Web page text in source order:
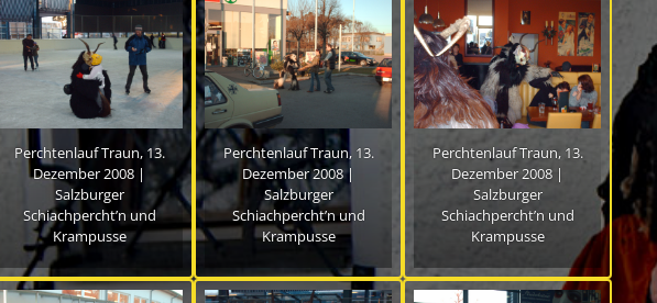
Perchtenlauf Traun, 13.
Dezember 2008 |
Salzburger
Schiachpercht’n und
Krampusse
Perchtenlauf Traun, 13.
Dezember 2008 |
Salzburger
Schiachpercht’n und
Krampusse
Perchtenlauf Traun, 13.
Dezember 2008 |
Salzburger
Schiachpercht’n und
Krampusse